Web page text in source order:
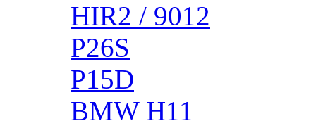
HIR2 / 9012
P26S
P15D
BMW H11